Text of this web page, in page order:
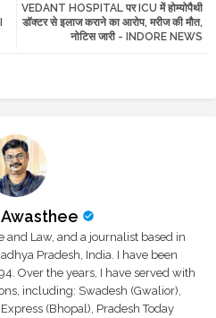
ats
VEDANT HOSPITAL पर ICU में होम्योपैथी
डॉक्टर से इलाज कराने का आरोप, मरीज की मौत,
नोटिस जारी - INDORE NEWS
and Law, and a journalist based in
Pradesh, India. I have been
Over the years, I have served with
including: Swadesh (Gwalior),
(Bhopal), Pradesh Today